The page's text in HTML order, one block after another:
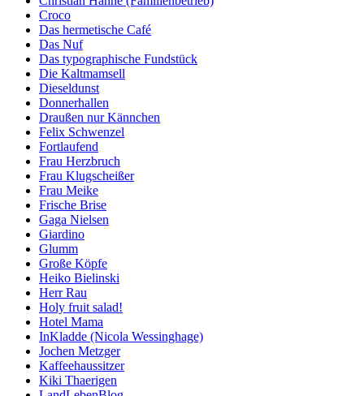
Croco
Das hermetische Café
Das Nuf
Das typographische Fundstück
Die Kaltmamsell
Dieseldunst
Donnerhallen
Draußen nur Kännchen
Felix Schwenzel
Fortlaufend
Frau Herzbruch
Frau Klugscheißer
Frau Meike
Frische Brise
Gaga Nielsen
Giardino
Glumm
Große Köpfe
Heiko Bielinski
Herr Rau
Holy fruit salad!
Hotel Mama
InKladde (Nicola Wessinghage)
Jochen Metzger
Kaffeehaussitzer
Kiki Thaerigen